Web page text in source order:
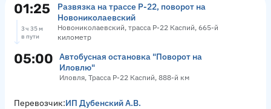
01:25
Развязка на трассе Р-22, поворот на
Новониколаевский
Новониколаевский, трасса Р-22 Каспий, 665-й
километр
3 ч 35 м
в пути
05:00
Автобусная остановка "Поворот на
Иловлю"
Иловля, Трасса Р-22 Каспий, 888-й км
Перевозчик:ИП Дубенский А.В.